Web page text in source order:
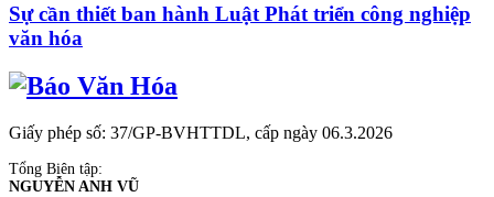
Sự cần thiết ban hành Luật Phát triển công nghiệp
văn hóa
Giấy phép số: 37/GP-BVHTTDL, cấp ngày 06.3.2026
Tổng Biên tập:
NGUYỄN ANH VŨ